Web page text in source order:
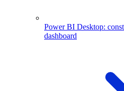
Power BI Desktop:
dashboard